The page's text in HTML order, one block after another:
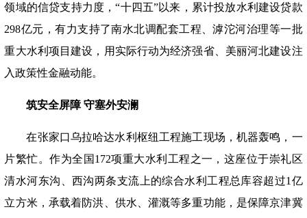
领域的信贷支持力度，“十四五”以来，累计投放水利建设贷款
298亿元，有力支持了南水北调配套工程、滹沱河治理等一批
重大水利项目建设，用实际行动为经济强省、美丽河北建设注
入政策性金融动能。
筑安全屏障 守塞外安澜
在张家口乌拉哈达水利枢纽工程施工现场，机器轰鸣，一
片繁忙。作为全国172项重大水利工程之一，这座位于崇礼区
清水河东沟、西沟两条支流上的综合水利工程总库容超过1亿
立方米，承载着防洪、供水、灌溉等多重功能，是保障京津冀